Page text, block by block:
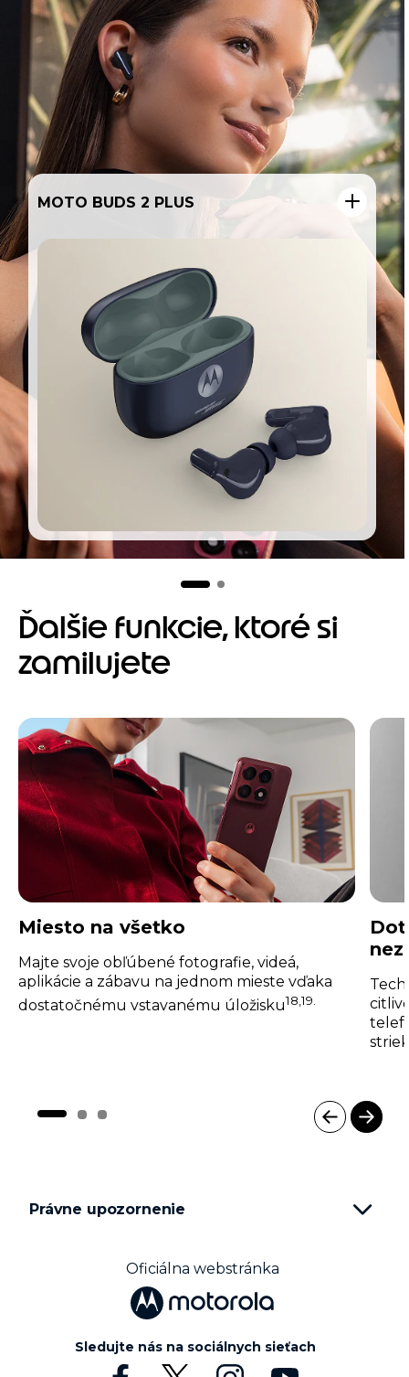
MOTO PEN ULTRA
I
2
f
Ďalšie funkcie, ktoré si
zamilujete
Miesto na všetko
Majte svoje obľúbené fotografie, videá,
aplikácie a zábavu na jednom mieste vďaka
dostatočnému vstavanému úložisku18,19.
Právne upozornenie
Oficiálna webstránka
Sledujte nás na sociálnych sieťach